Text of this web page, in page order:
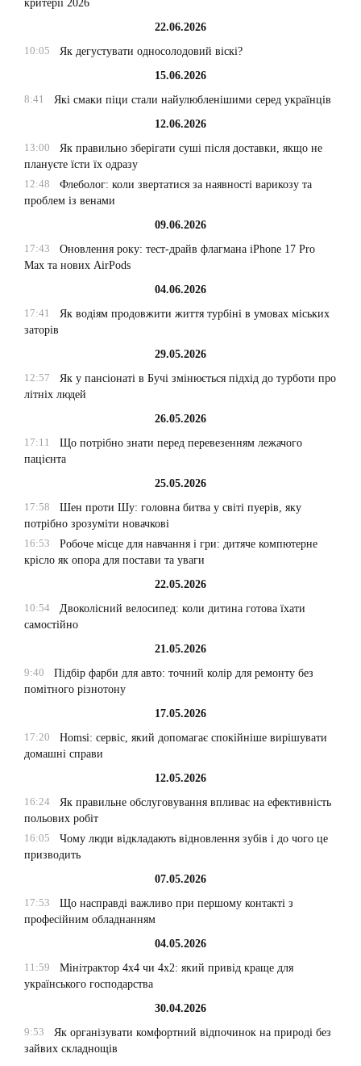
критерії 2026
22.06.2026
10:05
Як дегустувати односолодовий віскі?
15.06.2026
8:41
Які смаки піци стали найулюбленішими серед українців
12.06.2026
13:00
Як правильно зберігати суші після доставки, якщо не
плануєте їсти їх одразу
12:48
Флеболог: коли звертатися за наявності варикозу та
проблем із венами
09.06.2026
17:43
Оновлення року: тест-драйв флагмана iPhone 17 Pro
Max та нових AirPods
04.06.2026
17:41
Як водіям продовжити життя турбіні в умовах міських
заторів
29.05.2026
12:57
Як у пансіонаті в Бучі змінюється підхід до турботи про
літніх людей
26.05.2026
17:11
Що потрібно знати перед перевезенням лежачого
пацієнта
25.05.2026
17:58
Шен проти Шу: головна битва у світі пуерів, яку
потрібно зрозуміти новачкові
16:53
Робоче місце для навчання і гри: дитяче компютерне
крісло як опора для постави та уваги
22.05.2026
10:54
Двоколісний велосипед: коли дитина готова їхати
самостійно
21.05.2026
9:40
Підбір фарби для авто: точний колір для ремонту без
помітного різнотону
17.05.2026
17:20
Homsi: сервіс, який допомагає спокійніше вирішувати
домашні справи
12.05.2026
16:24
Як правильне обслуговування впливає на ефективність
польових робіт
16:05
Чому люди відкладають відновлення зубів і до чого це
призводить
07.05.2026
17:53
Що насправді важливо при першому контакті з
професійним обладнанням
04.05.2026
11:59
Мінітрактор 4х4 чи 4х2: який привід краще для
українського господарства
30.04.2026
9:53
Як організувати комфортний відпочинок на природі без
зайвих складнощів